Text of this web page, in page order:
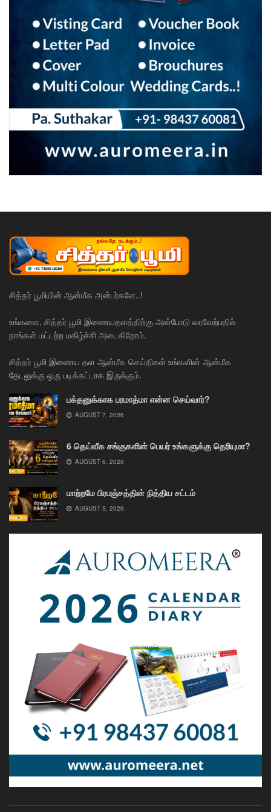
சித்தர் பூமியின் ஆன்மீக அன்பர்களே..!
உங்களை, சித்தர் பூமி இணையதளத்திற்கு அன்போடு வரவேற்பதில்
நாங்கள் மட்டற்ற மகிழ்ச்சி அடைகிறோம்.
சித்தர் பூமி இணைய தள ஆன்மீக செய்திகள் உங்களின் ஆன்மீக
தேடலுக்கு ஒரு படிக்கட்டாக இருக்கும்.
பக்தனுக்காக பரமாத்மா என்ன செய்வார்?
AUGUST 7, 2026
6 தெய்வீக சங்குகளின் பெயர் உங்களுக்கு தெரியுமா?
AUGUST 6, 2026
மாற்றமே பிரபஞ்சத்தின் நித்திய சட்டம்
AUGUST 5, 2026